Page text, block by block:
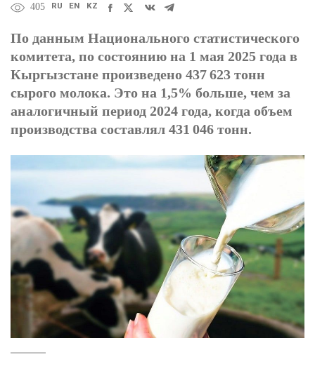
405
RU EN KZ
По данным Национального статистического
комитета, по состоянию на 1 мая 2025 года в
Кыргызстане произведено 437 623 тонн
сырого молока. Это на 1,5% больше, чем за
аналогичный период 2024 года, когда объем
производства составлял 431 046 тонн.